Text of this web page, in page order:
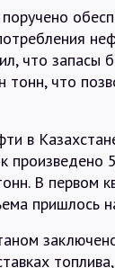
что запасы
что
в
В первом
пришлось
топлива,